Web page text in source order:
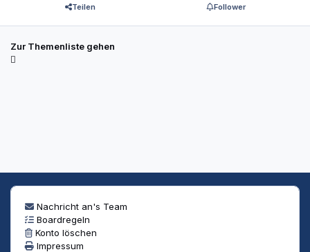
Teilen Follower
Zur Themenliste gehen
Nachricht an's Team
Boardregeln
Konto löschen
Impressum